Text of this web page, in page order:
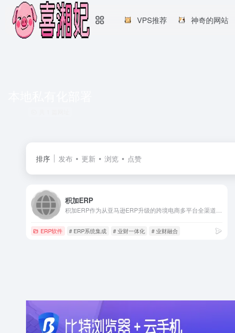
VPS推荐 神奇的网站
排序 发布 更新 浏览 点赞
积加ERP
ERP软件 # ERP系统集成 # 业财一体化 # 业财融合